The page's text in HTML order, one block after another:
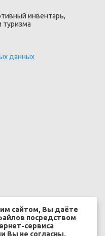
инвентарь,
туризма
данных
сайтом, Вы даёте
посредством
сервиса
Вы не согласны,